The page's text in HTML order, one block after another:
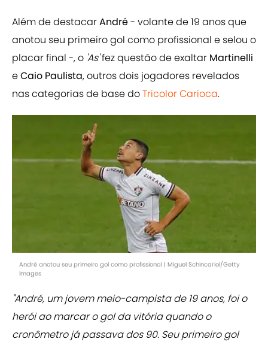
Além de destacarAndré- volante de 19 anos que
anotou seu primeiro gol como profissional e selou o
placar final -, o 'As'fez questão de exaltar Martinelli
eCaio Paulista, outros dois jogadores revelados
nas categorias de base doTricolor Carioca.
André anotou seu primeiro gol como profissional | Miguel Schincariol/Getty
Images
"André, um jovem meio-campista de 19 anos, foi o
herói ao marcar o gol da vitória quando o
cronômetro já passava dos 90. Seu primeiro gol